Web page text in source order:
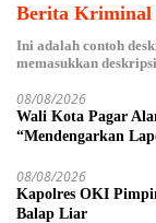
Berita Kriminal
Ini adalah contoh
memasukkan
08/08/2026
Wali Kota Pagar
“Mendengarkan
08/08/2026
Kapolres OKI
Balap Liar